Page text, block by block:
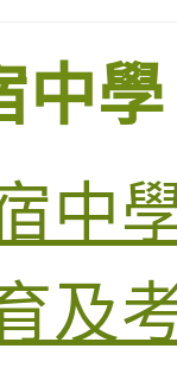
中學
中
及